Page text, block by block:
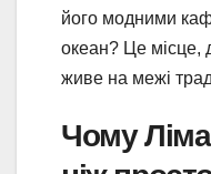
його модними
океан? Це місце,
живе на межі
Чому